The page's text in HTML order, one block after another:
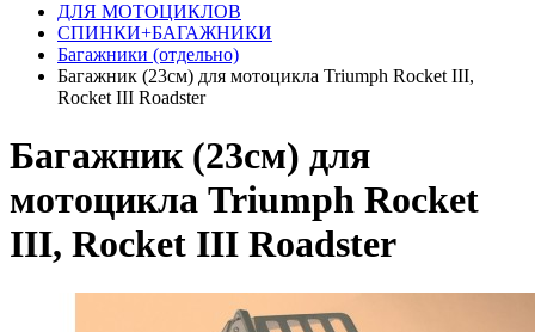
ДЛЯ МОТОЦИКЛОВ
СПИНКИ+БАГАЖНИКИ
Багажники (отдельно)
Багажник (23см) для мотоцикла Triumph Rocket III,
Rocket III Roadster
Багажник (23см) для
мотоцикла Triumph Rocket
III, Rocket III Roadster